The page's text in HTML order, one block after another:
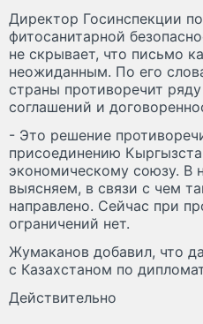
Директор Госинспекции
фитосанитарной
не скрывает, что письмо
неожиданным. По его
страны противоречит
соглашений и
- Это решение
присоединению
экономическому союзу. В
выясняем, в связи с чем
направлено. Сейчас при
ограничений нет.
Жумаканов добавил, что
с Казахстаном по
Действительно